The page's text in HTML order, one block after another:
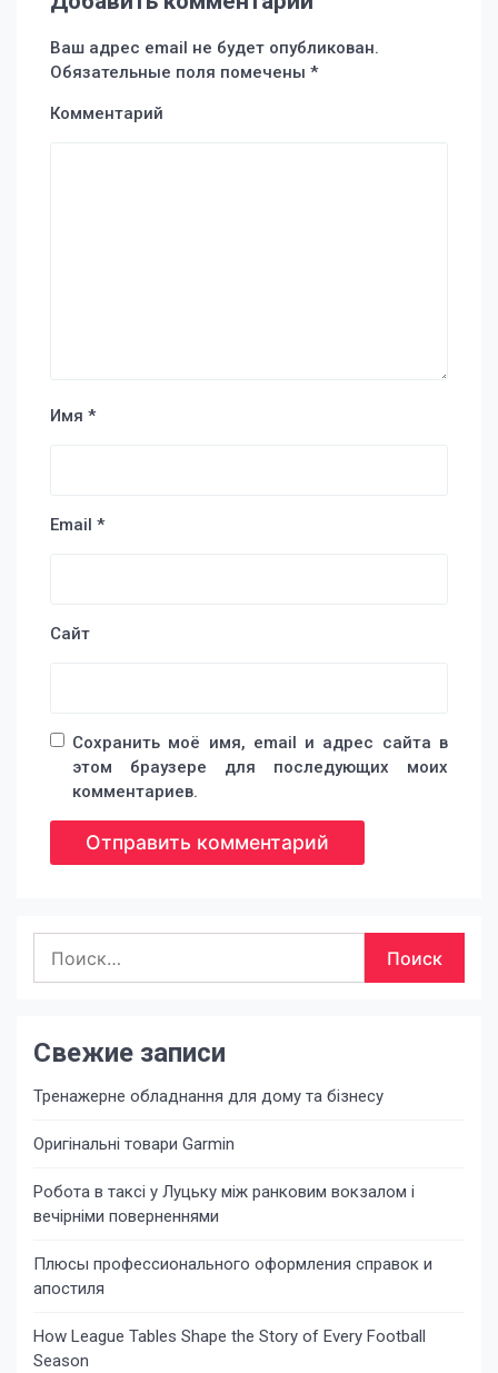
Ваш адрес email не будет опубликован.
Обязательные поля помечены *
Комментарий
Имя *
Email *
Сайт
Сохранить моё имя, email и адрес сайта в
этом браузере для последующих моих
комментариев.
Свежие записи
Тренажерне обладнання для дому та бізнесу
Оригінальні товари Garmin
Робота в таксі у Луцьку між ранковим вокзалом і
вечірніми поверненнями
Плюсы профессионального оформления справок и
апостиля
How League Tables Shape the Story of Every Football
Season